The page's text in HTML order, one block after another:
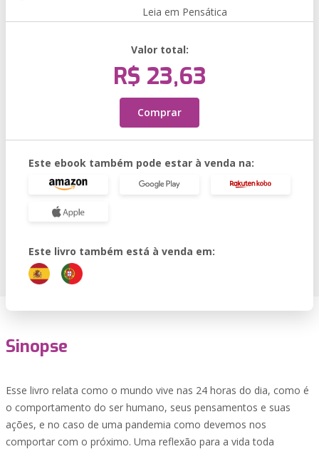
Leia em Pensática
Valor total:
R$ 23,63
Comprar
Este ebook também pode estar à venda na:
Este livro também está à venda em:
Sinopse
Esse livro relata como o mundo vive nas 24 horas do dia, como é
o comportamento do ser humano, seus pensamentos e suas
ações, e no caso de uma pandemia como devemos nos
comportar com o próximo. Uma reflexão para a vida toda